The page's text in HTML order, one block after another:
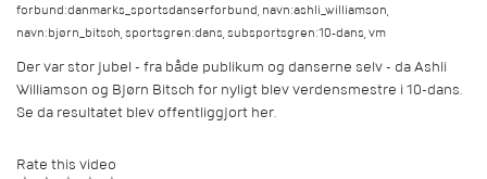
forbund:danmarks_sportsdanserforbund,navn:ashli_williamson,
navn:bjørn_bitsch,sportsgren:dans,subsportsgren:10-dans,vm
Der var stor jubel - fra både publikum og danserne selv - da Ashli
Williamson og Bjørn Bitsch for nyligt blev verdensmestre i 10-dans.
Se da resultatet blev offentliggjort her.
Rate this video